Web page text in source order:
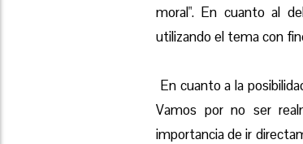
moral". En cuanto al
utilizando el tema con
En cuanto a la
Vamos por no ser
importancia de ir